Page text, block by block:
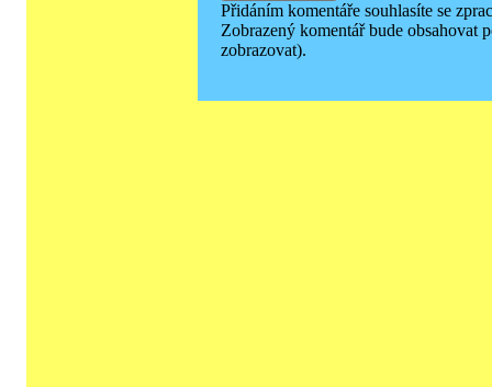
Přidáním komentáře souhlasíte se
Zobrazený komentář bude obsahovat
zobrazovat).